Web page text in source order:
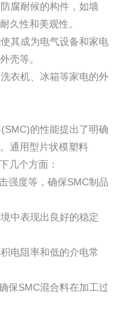
腐耐候的构件，如墙
久性和美观性。
其成为电气设备和家电
壳等。
衣机、冰箱等家电的外
的性能提出了明确
通用型片状模塑料
几个方面：
强度等，确保SMC制品
中表现出良好的稳定
电阻率和低的介电常
保SMC混合料在加工过
聚丙烯酰胺检测
铝酸钙检测
煤质颗粒活性炭检
测
煤质活性炭检测